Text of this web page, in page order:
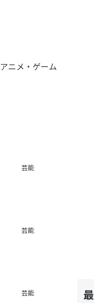
アニメ・ゲーム
芸能
芸能
芸能